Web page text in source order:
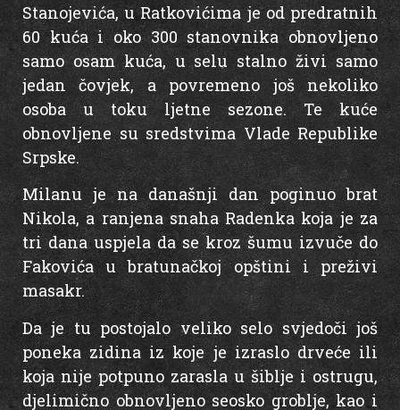
Stanojevića, u Ratkovićima je od predratnih
60 kuća i oko 300 stanovnika obnovljeno
samo osam kuća, u selu stalno živi samo
jedan čovjek, a povremeno još nekoliko
osoba u toku ljetne sezone. Te kuće
obnovljene su sredstvima Vlade Republike
Srpske.
Milanu je na današnji dan poginuo brat
Nikola, a ranjena snaha Radenka koja je za
tri dana uspjela da se kroz šumu izvuče do
Fakovića u bratunačkoj opštini i preživi
masakr.
Da je tu postojalo veliko selo svjedoči još
poneka zidina iz koje je izraslo drveće ili
koja nije potpuno zarasla u šiblje i ostrugu,
djelimično obnovljeno seosko groblje, kao i